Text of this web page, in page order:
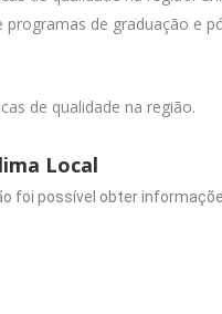
de graduação e
de qualidade na região.
Local
foi possível obter